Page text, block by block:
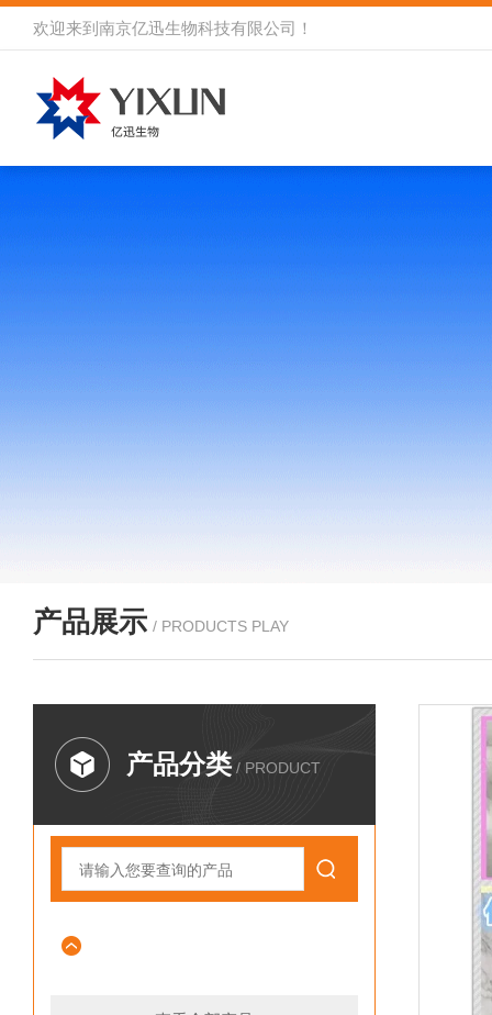
欢迎来到 南京亿迅生物科技有限公司 ！
产品展示 / PRODUCTS PLAY
产品分类 / PRODUCT